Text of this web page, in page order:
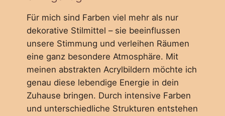
Für mich sind Farben viel mehr als nur
dekorative Stilmittel – sie beeinflussen
unsere Stimmung und verleihen Räumen
eine ganz besondere Atmosphäre. Mit
meinen abstrakten Acrylbildern möchte ich
genau diese lebendige Energie in dein
Zuhause bringen. Durch intensive Farben
und unterschiedliche Strukturen entstehen